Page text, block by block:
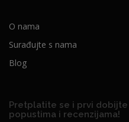
O nama
Surađujte s nama
Blog
Pretplatite se i prvi
popustima i recenzijama!